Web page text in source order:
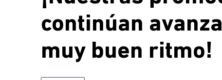
continúan
muy buen ritmo!